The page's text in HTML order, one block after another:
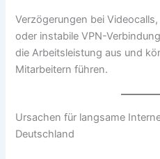
Verzögerungen bei
oder instabile VPN-
die Arbeitsleistung aus und
Mitarbeitern führen.
Ursachen für langsame
Deutschland